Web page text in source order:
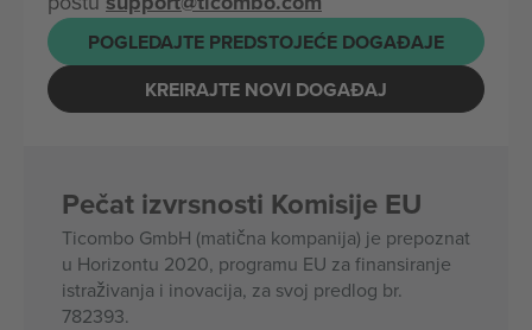
POGLEDAJTE PREDSTOJEĆE DOGAĐAJE
KREIRAJTE NOVI DOGAĐAJ
Pečat izvrsnosti Komisije EU
Ticombo GmbH (matična kompanija) je prepoznat
u Horizontu 2020, programu EU za finansiranje
istraživanja i inovacija, za svoj predlog br.
782393.